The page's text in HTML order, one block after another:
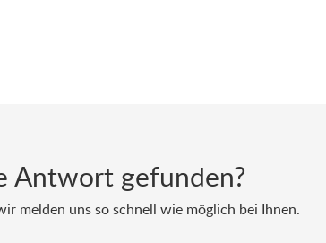
Antwort gefunden?
melden uns so schnell wie möglich bei Ihnen.